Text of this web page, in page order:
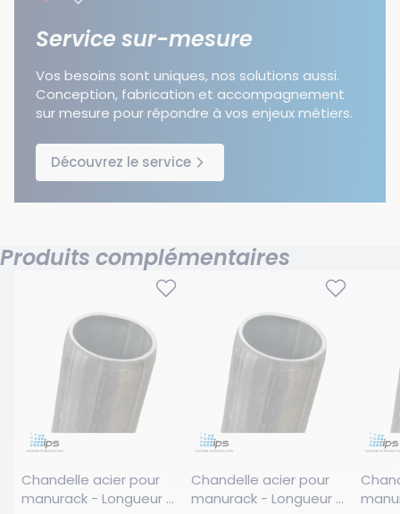
Service sur-mesure
Vos besoins sont uniques, nos solutions aussi.
Conception, fabrication et accompagnement
sur mesure pour répondre à vos enjeux métiers.
Découvrez le service
Produits complémentaires
Chandelle acier pour
manurack - Longueur
Chandelle acier pour
manurack - Longueur